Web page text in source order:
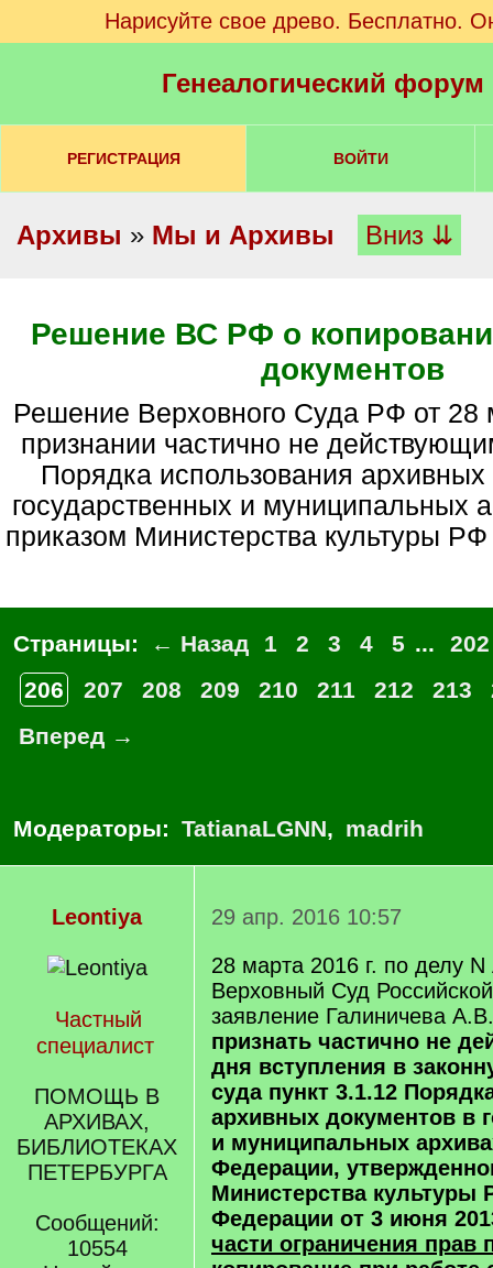
Нарисуйте свое древо. Бесплатно.
Генеалогический
РЕГИСТРАЦИЯ ВОЙТИ
Архивы » Мы и Архивы Вниз ⇊
Решение ВС РФ о
документов
Решение Верховного Суда РФ от 28 марта 2016 г. "О
признании частично не
Порядка использования архивных
государственных и муниципальных
приказом Министерства культуры
Страницы: ← Назад 1 2 3 4 5 ...
202
206
207 208 209 210 211 212 213
Вперед →
Модераторы: TatianaLGNN, madrih
Leontiya
Частный
специалист
ПОМОЩЬ В
АРХИВАХ,
БИБЛИОТЕКАХ
ПЕТЕРБУРГА
Сообщений:
10554
29 апр. 2016 10:57
28 марта 2016 г. по делу
Верховный Суд
заявление Галиничева
признать частично не
дня вступления в
суда пункт 3.1.12
архивных документов в
и муниципальных
Федерации,
Министерства культуры
Федерации от 3 июня
части ограничения прав